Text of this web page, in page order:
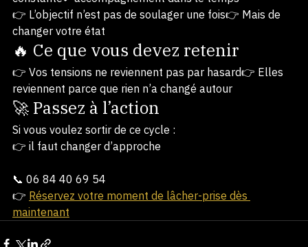
✔ travail ciblé✔ massage en profondeur✔ adaptation
constante✔ accompagnement dans le temps
👉 L’objectif n’est pas de soulager une fois👉 Mais de
changer votre état
🔥 Ce que vous devez retenir
👉 Vos tensions ne reviennent pas par hasard👉 Elles
reviennent parce que rien n’a changé autour
🚀 Passez à l’action
👉 il faut changer d’approche
📞 06 84 40 69 54
👉 Réservez votre moment de lâcher-prise dès
maintenant